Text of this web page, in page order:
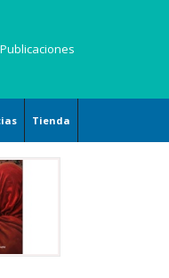
Publicaciones
Tienda